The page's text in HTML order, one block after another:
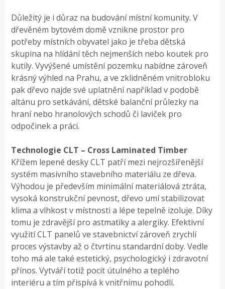
Důležitý je i důraz na budování místní komunity. V
dřevěném bytovém domě vznikne prostor pro
potřeby místních obyvatel jako je třeba dětská
skupina na hlídání těch nejmenších nebo koutek pro
kutily. Vyvýšené umístění pozemku nabídne zároveň
krásný výhled na Prahu, a ve zklidněném vnitrobloku
pak dřevo najde své uplatnění například v podobě
altánu pro setkávání, dětské balanční průlezky na
hraní nebo hranolových schodů či laviček pro
odpočinek a práci.
Technologie CLT – Cross Laminated Timber
Křížem lepené desky CLT patří mezi nejrozšířenější
systém masivního stavebního materiálu ze dřeva.
Výhodou je především minimální materiálová ztráta,
vysoká konstrukční pevnost, dřevo umí stabilizovat
klima a vlhkost v místnosti a lépe tepelně izoluje. Díky
tomu je zdravější pro astmatiky a alergiky. Efektivní
využití CLT panelů ve stavebnictví zároveň zrychlí
proces výstavby až o čtvrtinu standardní doby. Vedle
toho má ale také estetický, psychologický i zdravotní
přínos. Vytváří totiž pocit útulného a teplého
interiéru a tím přispívá k vnitřnímu pohodlí.